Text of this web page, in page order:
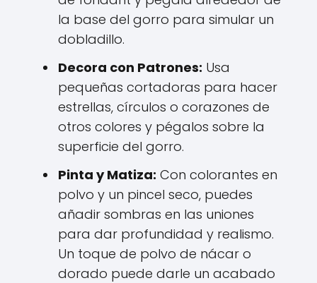
la base del gorro para simular un
dobladillo.
Decora con Patrones: Usa
pequeñas cortadoras para hacer
estrellas, círculos o corazones de
otros colores y pégalos sobre la
superficie del gorro.
Pinta y Matiza: Con colorantes en
polvo y un pincel seco, puedes
añadir sombras en las uniones
para dar profundidad y realismo.
Un toque de polvo de nácar o
dorado puede darle un acabado